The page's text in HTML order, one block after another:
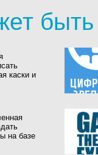
быть
каски и
на базе